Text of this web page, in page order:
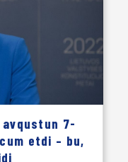
7-
etdi – bu,